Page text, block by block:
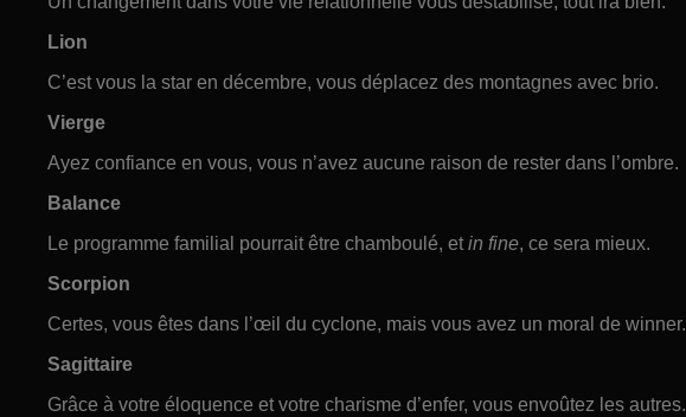
Lion
C’est vous la star en décembre, vous déplacez des montagnes avec brio.
Vierge
Ayez confiance en vous, vous n’avez aucune raison de rester dans l’ombre.
Balance
Le programme familial pourrait être chamboulé, et in fine, ce sera mieux.
Scorpion
Certes, vous êtes dans l’œil du cyclone, mais vous avez un moral de winner.
Sagittaire
Grâce à votre éloquence et votre charisme d’enfer, vous envoûtez les autres.